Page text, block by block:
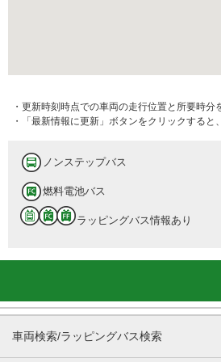
・更新時刻時点での車両の走行位置と所要時分
・「最新情報に更新」ボタンをクリックする
ノンステップバス
燃料電池バス
ラッピングバス情報あり
車両検索/ラッピングバス検索